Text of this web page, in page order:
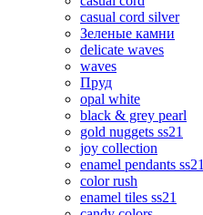
casual cord silver
Зеленые камни
delicate waves
waves
Пруд
opal white
black & grey pearl
gold nuggets ss21
joy collection
enamel pendants ss21
color rush
enamel tiles ss21